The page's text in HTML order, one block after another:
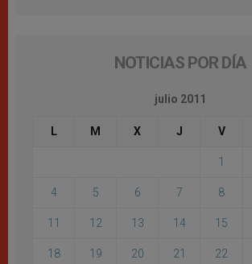
NOTICIAS POR DÍA
julio 2011
L M X J V
1
4 5 6 7 8
11 12 13 14 15
18 19 20 21 22